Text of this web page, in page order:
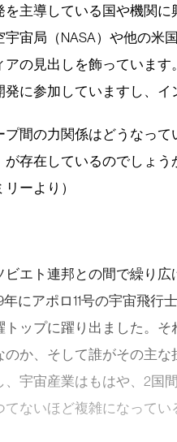
を主導している国や機関
宙局（NASA）や他の米
の見出しを飾っています
に参加していますし、イ
プ間の力関係はどうなっ
が存在しているのでしょ
ーより）
エト連邦との間で繰り
にアポロ11号の宇宙飛行
トップに躍り出ました。
のか、そして誰がその主
、宇宙産業はもはや、2国
ないほど複雑になってい